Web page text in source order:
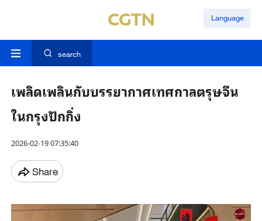
Language
search
เพลิดเพลินกับบรรยากาศเทศกาลตรุษจีน
ในกรุงปักกิ่ง
2026-02-19 07:35:40
Share